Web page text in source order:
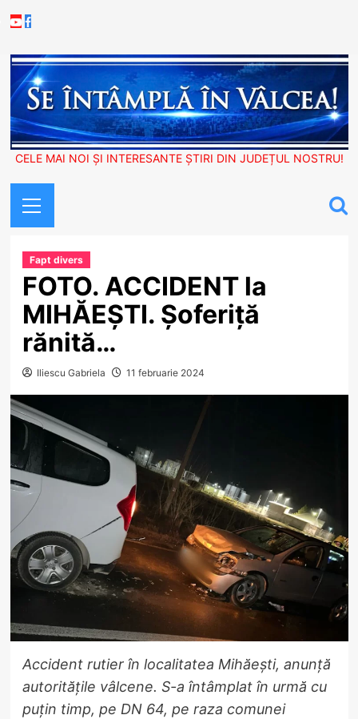
to
Youtube
Facebook
CELE MAI NOI ȘI INTERESANTE ȘTIRI DIN JUDEȚUL NOSTRU!
Menu
Fapt divers
FOTO. ACCIDENT la
MIHĂEȘTI. Șoferiță
rănită…
Iliescu Gabriela 11 februarie 2024
Accident rutier în localitatea Mihăești, anunță
autoritățile vâlcene. S-a întâmplat în urmă cu
puțin timp, pe DN 64, pe raza comunei